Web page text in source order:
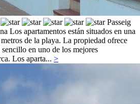
Passeig
Los apartamentos están situados en una
de la playa. La propiedad ofrece
en uno de los mejores
Los aparta... >